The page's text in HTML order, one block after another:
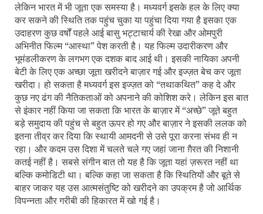
लेकिन भारत में भी जूता एक समस्या है। मध्यवर्ग इसके हल के लिए क्या
कर सकने की स्थिति तक पहुंच चुका या पहुंचा दिया गया है इसका एक
उदाहरण कुछ वर्षों पहले आई बासु भट्टाचार्य की रेखा और ओमपुरी
अभिनीत फिल्म “आस्था” पेश करती है। यह फिल्म उदारीकरण और
भूमंडलीकरण के लगभग एक दशक बाद आई थी। इसकी नायिका अपनी
बेटी के लिए एक अच्छा जूता खरीदने बाज़ार गई और इज्ज़त बेच कर जूता
खरीदा। हो सकता है मध्यवर्ग इस इज्ज़त को “तथाकथित” कह दे और
कुछ नए ढंग की नैतिकताओं को अपनाने की कोशिश करे। लेकिन इस बात
से इंकार नहीं किया जा सकता कि भारत के बाज़ार में “अच्छे” जूते बहुत
बड़े समुदाय की पहुंच से बहुत ऊपर हो गए और बाज़ार ने इसकी ललक को
इतना तीव्र कर दिया कि स्थायी आमदनी से उसे पूरा करना संभव ही न
रहा। और कदम उस दिशा में चलते चले गए जहां जाना ग़ैरत की निशानी
कतई नहीं है। सबसे संगीन बात तो यह है कि जूता यहां ज़रूरत नहीं था
बल्कि कमोडिटी था। बल्कि कहा जा सकता है कि स्थितियों और बूते से
बाहर जाकर यह उस आत्मसंतुष्टि को खरीदने का उपक्रम है जो आर्थिक
विपन्नता और गरीबी की हिकारत में खो गई है।